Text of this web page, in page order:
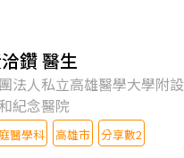
鑽 醫生
法人私立高雄醫學大學附設
紀念醫院
醫學科 高雄市 分享數2